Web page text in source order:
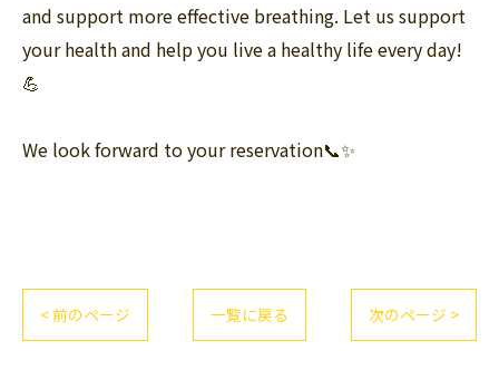
and support more effective breathing. Let us support
your health and help you live a healthy life every day!
💪
We look forward to your reservation📞✨
< 前のページ 一覧に戻る 次のページ >